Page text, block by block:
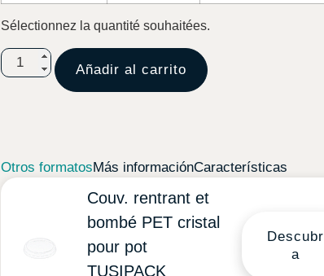
Sélectionnez la quantité souhaitées.
Añadir al carrito
Otros formatosMás informaciónCaracterísticas
Couv. rentrant et
bombé PET cristal
pour pot
TUSIPACK
Descubr
a